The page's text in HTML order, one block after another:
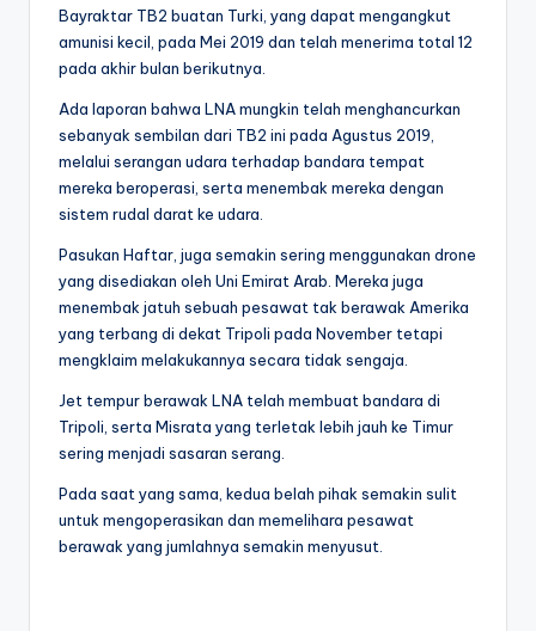
Bayraktar TB2 buatan Turki, yang dapat mengangkut
amunisi kecil, pada Mei 2019 dan telah menerima total 12
pada akhir bulan berikutnya.
Ada laporan bahwa LNA mungkin telah menghancurkan
sebanyak sembilan dari TB2 ini pada Agustus 2019,
melalui serangan udara terhadap bandara tempat
mereka beroperasi, serta menembak mereka dengan
sistem rudal darat ke udara.
Pasukan Haftar, juga semakin sering menggunakan drone
yang disediakan oleh Uni Emirat Arab. Mereka juga
menembak jatuh sebuah pesawat tak berawak Amerika
yang terbang di dekat Tripoli pada November tetapi
mengklaim melakukannya secara tidak sengaja.
Jet tempur berawak LNA telah membuat bandara di
Tripoli, serta Misrata yang terletak lebih jauh ke Timur
sering menjadi sasaran serang.
Pada saat yang sama, kedua belah pihak semakin sulit
untuk mengoperasikan dan memelihara pesawat
berawak yang jumlahnya semakin menyusut.